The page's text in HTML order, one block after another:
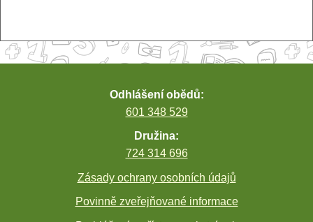
Odhlášení obědů:
601 348 529
Družina:
724 314 696
Zásady ochrany osobních údajů
Povinně zveřejňované informace